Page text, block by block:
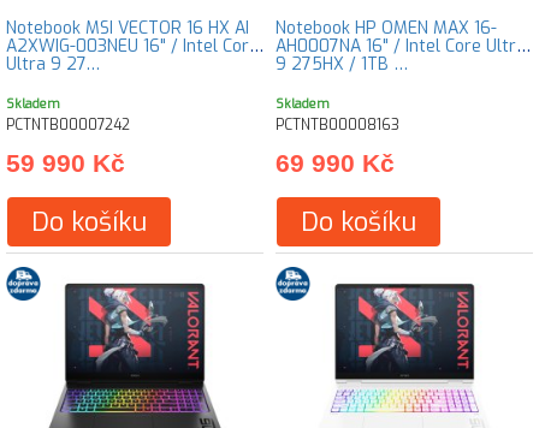
Notebook MSI VECTOR 16 HX AI
A2XWIG-003NEU 16" / Intel Core
Ultra 9 27…
Skladem
PCTNTB00007242
59 990 Kč
Do košíku
Notebook HP OMEN MAX 16-
AH0007NA 16" / Intel Core Ultra
9 275HX / 1TB …
Skladem
PCTNTB00008163
69 990 Kč
Do košíku